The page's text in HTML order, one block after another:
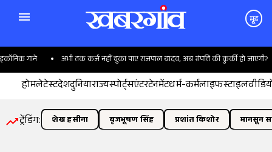
मूड
गाने अभी तक कर्ज नहीं चुका पाए राजपाल यादव, अब संपत्ति की कुर्की हो जाएगी?
होमलेटेस्टदेशदुनियाराज्यस्पोर्ट्सएंटरटेनमेंटधर्म-कर्मलाइफस्टाइल
ट्रेंडिंग: शेख हसीना बृजभूषण सिंह प्रशांत किशोर मानसून